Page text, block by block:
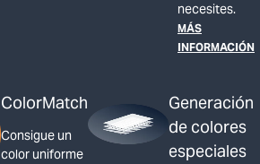
necesites.
MÁS
INFORMACIÓN
ColorMatch
Consigue un
color uniforme
Generación
de colores
especiales